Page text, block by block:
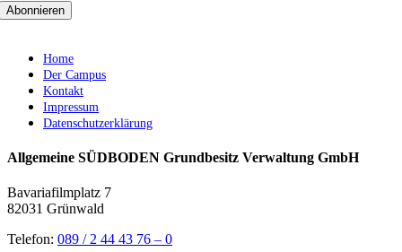
Home
Der Campus
Kontakt
Impressum
Datenschutzerklärung
Allgemeine SÜDBODEN Grundbesitz Verwaltung GmbH
Bavariafilmplatz 7
82031 Grünwald
Telefon: 089 / 2 44 43 76 – 0